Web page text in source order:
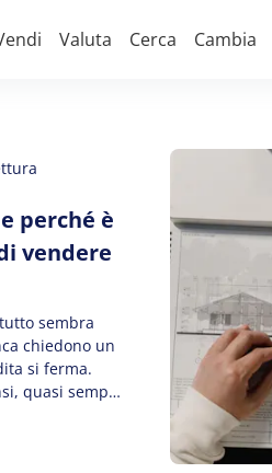
Valuta Cerca Cambia
perché è
vendere
sembra
chiedono un
si ferma.
quasi sempre